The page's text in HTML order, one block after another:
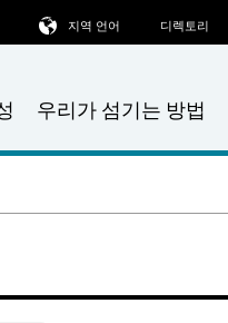
우리가 섬기는 방법
지역 언어 디렉토리